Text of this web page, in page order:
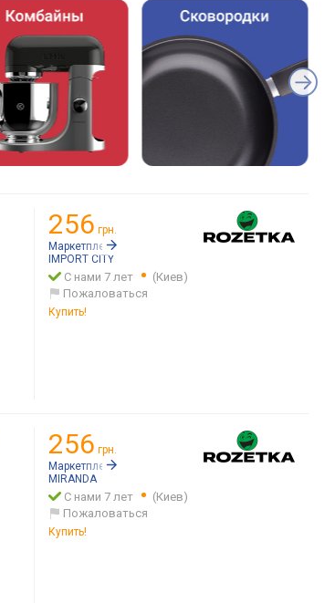
256 грн.
Маркетплейс:
IMPORT CITY
С нами 7 лет
(Киев)
Пожаловаться
Купить!
256 грн.
Маркетплейс:
MIRANDA
С нами 7 лет
(Киев)
Пожаловаться
Купить!